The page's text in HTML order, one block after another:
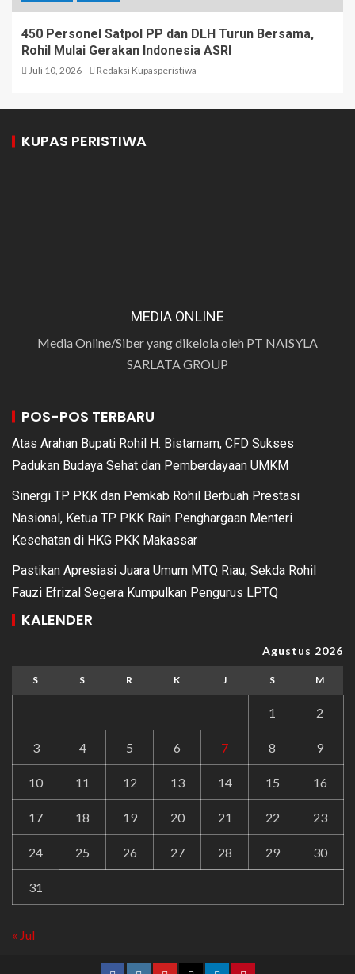
450 Personel Satpol PP dan DLH Turun Bersama,
Rohil Mulai Gerakan Indonesia ASRI
Juli 10, 2026 Redaksi Kupasperistiwa
KUPAS PERISTIWA
MEDIA ONLINE
Media Online/Siber yang dikelola oleh PT NAISYLA
SARLATA GROUP
POS-POS TERBARU
Atas Arahan Bupati Rohil H. Bistamam, CFD Sukses
Padukan Budaya Sehat dan Pemberdayaan UMKM
Sinergi TP PKK dan Pemkab Rohil Berbuah Prestasi
Nasional, Ketua TP PKK Raih Penghargaan Menteri
Kesehatan di HKG PKK Makassar
Pastikan Apresiasi Juara Umum MTQ Riau, Sekda Rohil
Fauzi Efrizal Segera Kumpulkan Pengurus LPTQ
KALENDER
Agustus 2026
S S R K J S M
1 2
3 4 5 6 7 8 9
10 11 12 13 14 15 16
17 18 19 20 21 22 23
24 25 26 27 28 29 30
31
« Jul